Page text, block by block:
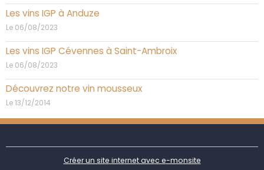
Les vins IGP à Anduze
Le 06/08/2023
Les vins IGP Cévennes à Saint-Ambroix
Le 06/08/2023
Découvrez notre vin mousseux
Le 13/12/2014
Créer un site internet avec e-monsite